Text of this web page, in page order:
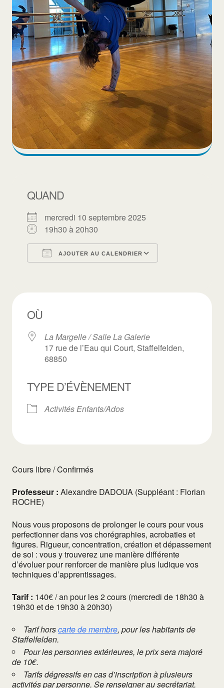
QUAND
mercredi 10 septembre 2025
19h30 à 20h30
AJOUTER AU CALENDRIER
OÙ
La Margelle / Salle La Galerie
17 rue de l’Eau qui Court, Staffelfelden,
68850
TYPE D’ÉVÈNEMENT
Activités Enfants/Ados
Cours libre / Confirmés
Professeur : Alexandre DADOUA (Suppléant : Florian
ROCHE)
Nous vous proposons de prolonger le cours pour vous
perfectionner dans vos chorégraphies, acrobaties et
figures. Rigueur, concentration, création et dépassement
de soi : vous y trouverez une manière différente
d’évoluer pour renforcer de manière plus ludique vos
techniques d’apprentissages.
Tarif : 140€ / an pour les 2 cours (mercredi de 18h30 à
19h30 et de 19h30 à 20h30)
Tarif horscarte de membre, pour les habitants de
Staffelfelden.
Pour les personnes extérieures, le prix sera majoré
de 10€.
Tarifs dégressifs en cas d’inscription à plusieurs
activités par personne. Se renseigner au secrétariat.